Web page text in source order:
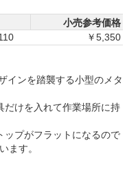
小売参考価格
￥5,350
インを踏襲する小型のメタ
だけを入れて作業場所に持
ップがフラットになるので
ます。